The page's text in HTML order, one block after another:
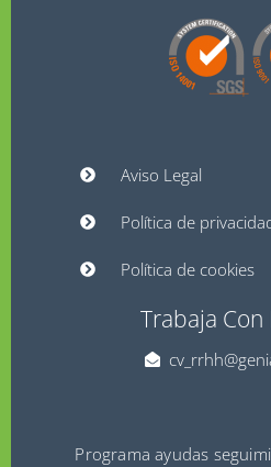
Aviso Legal
Política de
Política de cookies
Trabaja
Programa ayudas